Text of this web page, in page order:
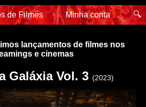
de Filmes Minha conta 🔍
lançamentos de filmes nos
e cinemas
Galáxia Vol. 3 (2023)